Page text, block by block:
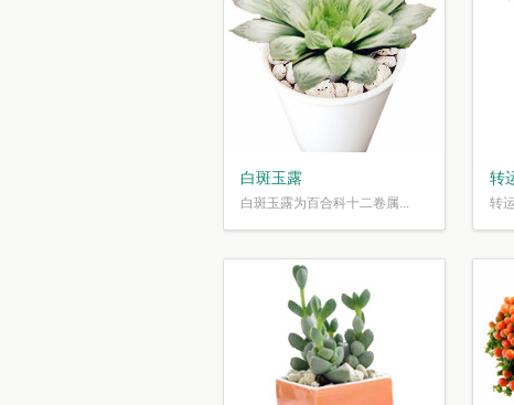
白斑玉露
白斑玉露为百合科十二卷属...
转
转